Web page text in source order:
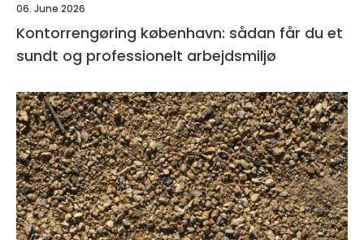
06. June 2026
Kontorrengøring københavn: sådan får du et
sundt og professionelt arbejdsmiljø